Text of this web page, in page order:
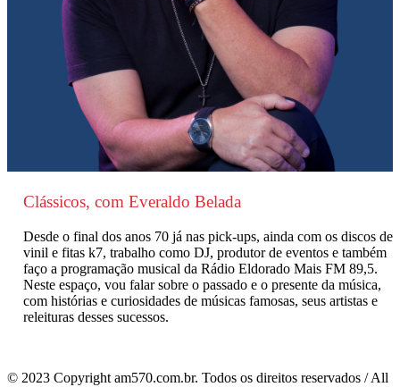
Clássicos, com Everaldo Belada
Desde o final dos anos 70 já nas pick-ups, ainda com os discos de
vinil e fitas k7, trabalho como DJ, produtor de eventos e também
faço a programação musical da Rádio Eldorado Mais FM 89,5.
Neste espaço, vou falar sobre o passado e o presente da música,
com histórias e curiosidades de músicas famosas, seus artistas e
releituras desses sucessos.
© 2023 Copyright am570.com.br. Todos os direitos reservados / All